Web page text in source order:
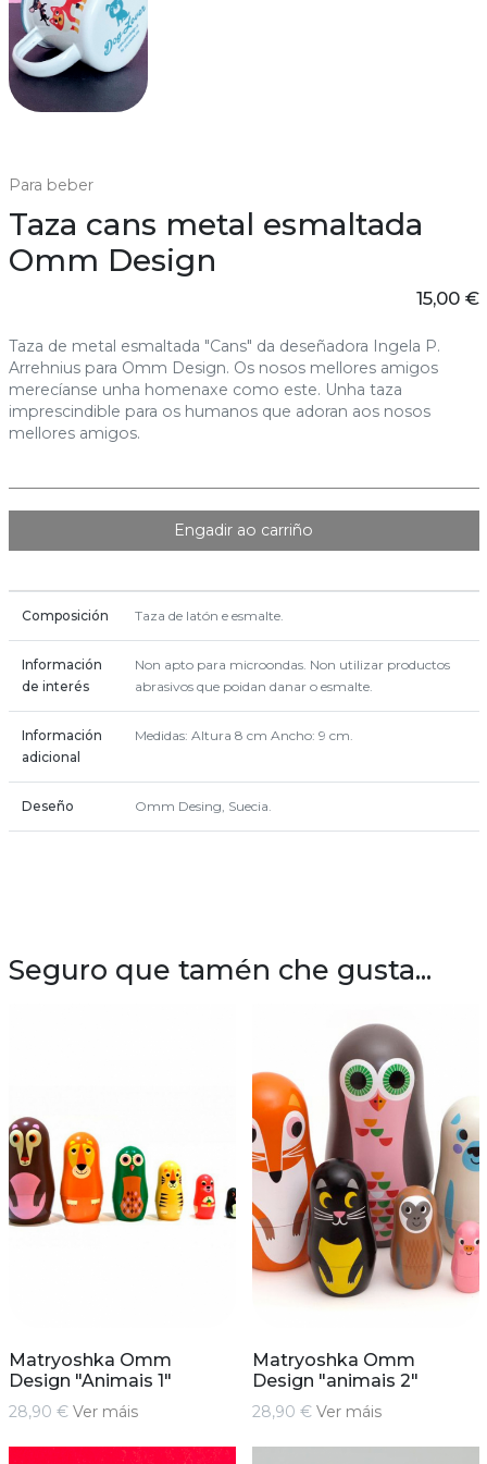
Para beber
Taza cans metal esmaltada
Omm Design
15,00 €
Taza de metal esmaltada "Cans" da deseñadora Ingela P.
Arrehnius para Omm Design. Os nosos mellores amigos
merecíanse unha homenaxe como este. Unha taza
imprescindible para os humanos que adoran aos nosos
mellores amigos.
Engadir ao carriño
Composición Taza de latón e esmalte.
Información
de interés
Non apto para microondas. Non utilizar productos
abrasivos que poidan danar o esmalte.
Información
adicional
Medidas: Altura 8 cm Ancho: 9 cm.
Deseño Omm Desing, Suecia.
Seguro que tamén che gusta...
Matryoshka Omm
Design "Animais 1"
28,90 € Ver máis
Matryoshka Omm
Design "animais 2"
28,90 € Ver máis